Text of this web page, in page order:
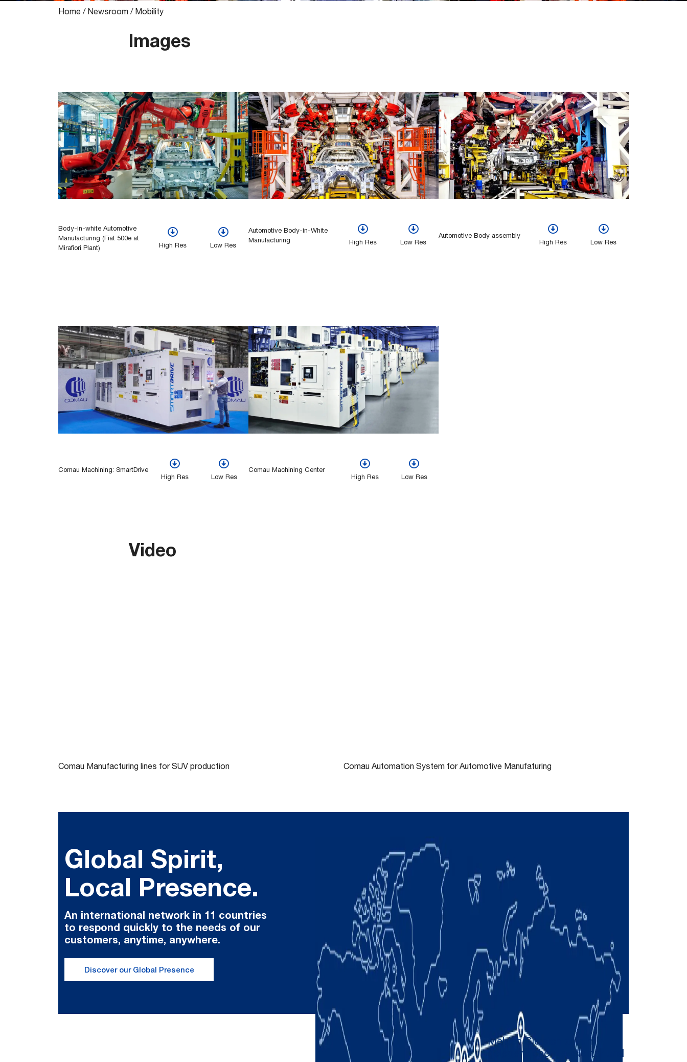
Home / Newsroom / Mobility
Images
Body-in-white Automotive
Manufacturing (Fiat 500e at
Mirafiori Plant)
High Res Low Res
Automotive Body-in-White
Manufacturing
High Res Low Res
Automotive Body assembly
High Res
Low Res
Comau Machining: SmartDrive
High Res
Low Res
Comau Machining Center
High Res
Low Res
Video
Comau Manufacturing lines for SUV production Comau Automation System for Automotive Manufaturing
Global Spirit,
Local Presence.
An international network in 11 countries
to respond quickly to the needs of our
customers, anytime, anywhere.
Discover our Global Presence
Melden Sie sich an, um
gelegentliche Newsletter und